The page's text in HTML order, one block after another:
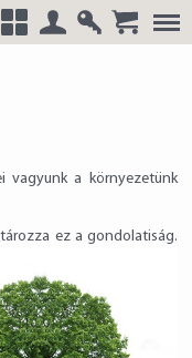
vagyunk a környezetünk
ez a gondolatiság.